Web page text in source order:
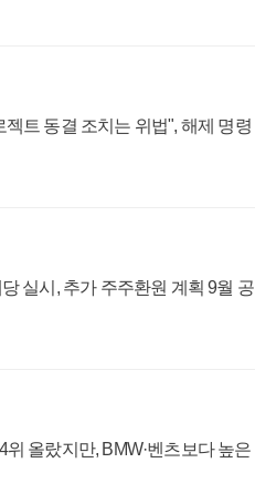
트 동결 조치는 위법", 해제 명령
실시, 추가 주주환원 계획 9월 공
올랐지만, BMW·벤츠보다 높은